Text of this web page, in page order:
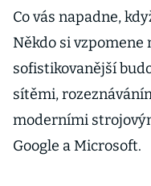
Co vás napadne,
Někdo si vzpomene
sofistikovanější
sítěmi,
moderními
Google a Microsoft.